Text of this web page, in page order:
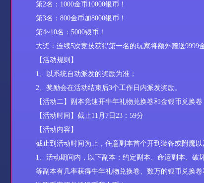
第2名： 1000金币10000银币 ！
第3名： 800金币加8000银币 ！
第4~10名： 5000银币 ！
大奖： 连续5次竞技获得第一名的玩家将额外赠送9999
【活动规则】
1、
以系统自动派发的奖励为准；
2、 奖励会在活动结束后3个工作日内派发奖励。
【活动二】 副本竞速开牛年礼物兑换卷和金银币兑换卷
【活动时间】 截止11 月 7日 23： 59分
【活动内容】
截止到活动时间为止，任意副本首个开到装备或附魔
1、活动期间内，以下副本：约定副本、命运副本、
等副本有几率获得牛年礼物兑换卷、数万的银币兑换